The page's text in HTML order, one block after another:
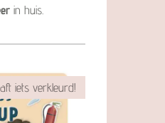
in huis.
iets verkleurd!